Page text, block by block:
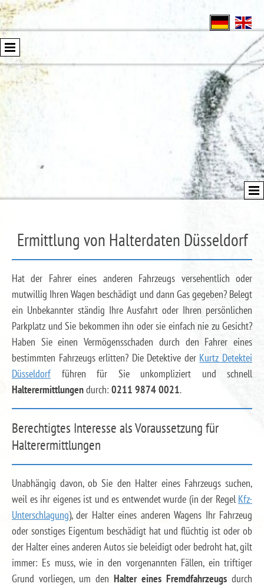
Ermittlung von Halterdaten Düsseldorf
Hat der Fahrer eines anderen Fahrzeugs versehentlich oder
mutwillig Ihren Wagen beschädigt und dann Gas gegeben? Belegt
ein Unbekannter ständig Ihre Ausfahrt oder Ihren persönlichen
Parkplatz und Sie bekommen ihn oder sie einfach nie zu Gesicht?
Haben Sie einen Vermögensschaden durch den Fahrer eines
bestimmten Fahrzeugs erlitten? Die Detektive der Kurtz Detektei
Düsseldorf führen für Sie unkompliziert und schnell
Halterermittlungendurch: 0211 9874 0021.
Berechtigtes Interesse als Voraussetzung für
Halterermittlungen
Unabhängig davon, ob Sie den Halter eines Fahrzeugs suchen,
weil es ihr eigenes ist und es entwendet wurde (in der Regel Kfz-
Unterschlagung), der Halter eines anderen Wagens Ihr Fahrzeug
oder sonstiges Eigentum beschädigt hat und flüchtig ist oder ob
der Halter eines anderen Autos sie beleidigt oder bedroht hat, gilt
immer: Es muss, wie in den vorgenannten Fällen, ein triftiger
Grund vorliegen, um den Halter eines Fremdfahrzeugs durch